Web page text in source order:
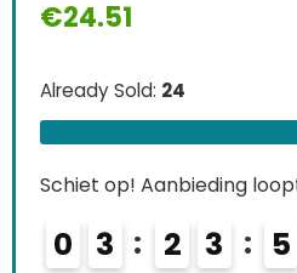
€24.51
Already Sold: 24
Schiet op! Aanbieding
0 3 2 3 5